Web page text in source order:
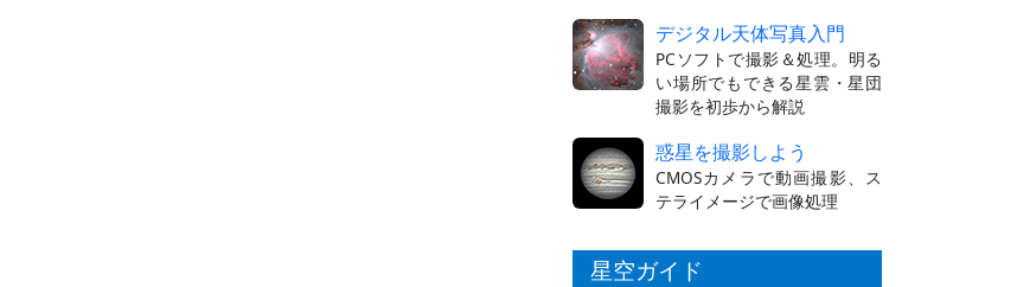
デジタル天体写真入門
PCソフトで撮影＆処理。明る
い場所でもできる星雲・星団
撮影を初歩から解説
惑星を撮影しよう
CMOSカメラで動画撮影、ス
テライメージで画像処理
星空ガイド